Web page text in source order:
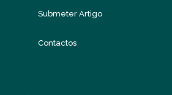
Submeter Artigo
Contactos